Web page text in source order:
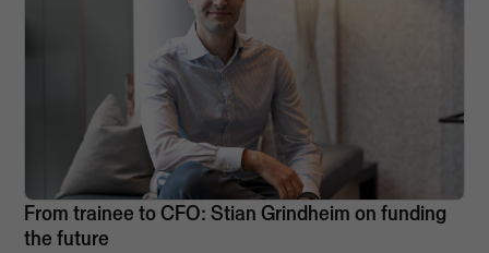
From trainee to CFO: Stian Grindheim on funding
the future